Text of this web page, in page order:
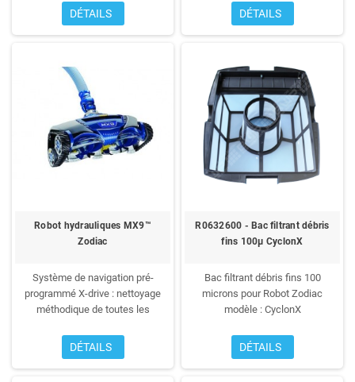
livré sans disjoncteur)
DÉTAILS
magnéto-thermique.
Garantie 2
ans
DÉTAILS
Robot hydrauliques MX9™
Zodiac
Système de navigation pré-
programmé X-drive : nettoyage
méthodique de toutes les
puissante turbine et 2 hélices
d’aspiration avec brosses
Fonction exclusive de brossage
DÉTAILS
R0632600 - Bac filtrant débris
fins 100µ CyclonX
Bac filtrant débris fins 100
microns pour Robot Zodiac
modèle : CyclonX
DÉTAILS